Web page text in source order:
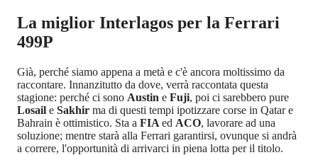
La miglior Interlagos per la Ferrari
499P
Già, perché siamo appena a metà e c'è ancora moltissimo da
raccontare. Innanzitutto da dove, verrà raccontata questa
stagione: perché ci sono Austin e Fuji, poi ci sarebbero pure
Losail e Sakhir ma di questi tempi ipotizzare corse in Qatar e
Bahrain è ottimistico. Sta a FIA ed ACO, lavorare ad una
soluzione; mentre starà alla Ferrari garantirsi, ovunque si andrà
a correre, l'opportunità di arrivarci in piena lotta per il titolo.